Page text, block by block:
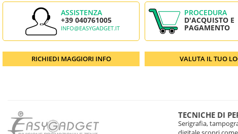
ASSISTENZA
+39 040761005
INFO@EASYGADGET.IT
PROCEDURA
D'ACQUISTO E
PAGAMENTO
RICHIEDI MAGGIORI INFO VALUTA IL TUO
TECNICHE DI
Serigrafia,